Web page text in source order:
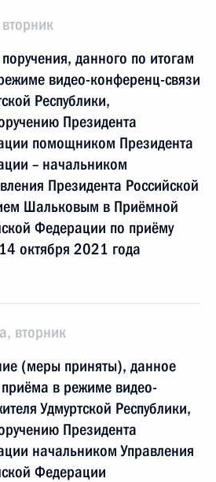
данного по итогам
видео-конференц-связи
Республики,
Президента
помощником Президента
– начальником
Президента Российской
Шальковым в Приёмной
Федерации по приёму
октября 2021 года
вторник
(меры приняты), данное
в режиме видео-
Удмуртской Республики,
Президента
начальником Управления
Федерации